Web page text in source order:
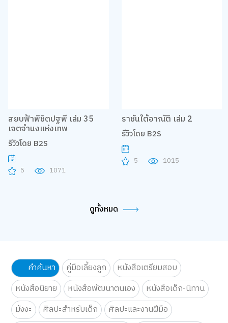
สยบฟ้าพิชิตปฐพี เล่ม 35
เจตจำนงแห่งเทพ
รีวิวโดย B2S
5 1071
ราชันใต้อาณัติ เล่ม 2
รีวิวโดย B2S
5 1015
ดูทั้งหมด
คำค้นหา คู่มือเลี้ยงลูก
หนังสือเตรียมสอบ
หนังสือนิยาย
หนังสือพัฒนาตนเอง
หนังสือเด็ก-นิทาน
มังงะ
ศิลปะสำหรับเด็ก
ศิลปะและงานฝีมือ